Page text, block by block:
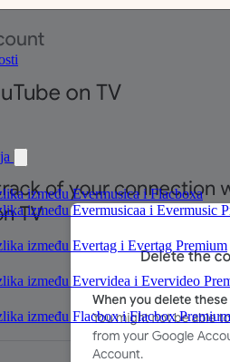
između Evermusica i Flacboxa
između Evermusicaa i Evermusic
između Evertag i Evertag Premium
između Evervidea i Evervideo
između Flacbox i Flacbox